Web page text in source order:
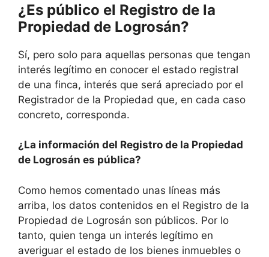
¿Es público el Registro de la
Propiedad de Logrosán?
Sí, pero solo para aquellas personas que tengan
interés legítimo en conocer el estado registral
de una finca, interés que será apreciado por el
Registrador de la Propiedad que, en cada caso
concreto, corresponda.
¿La información del Registro de la Propiedad
de Logrosán es pública?
Como hemos comentado unas líneas más
arriba, los datos contenidos en el Registro de la
Propiedad de Logrosán son públicos. Por lo
tanto, quien tenga un interés legítimo en
averiguar el estado de los bienes inmuebles o